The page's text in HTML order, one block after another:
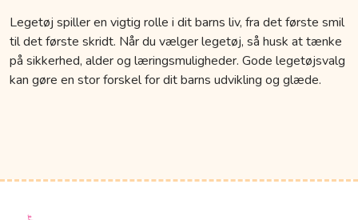
Legetøj spiller en vigtig rolle i dit barns liv, fra det første smil
til det første skridt. Når du vælger legetøj, så husk at tænke
på sikkerhed, alder og læringsmuligheder. Gode legetøjsvalg
kan gøre en stor forskel for dit barns udvikling og glæde.